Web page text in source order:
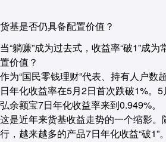
货基是否仍具备配置价值？
当“躺赚”成为过去式，收益率“破1”成
置价值？
作为“国民零钱理财”代表、持有人户数
日年化收益率在5月2日首次跌破1%。
弘余额宝7日年化收益率来到0.949%。
这是近年来货基收益走势的一个缩影
行，越来越多的产品7日年化收益“破1”。